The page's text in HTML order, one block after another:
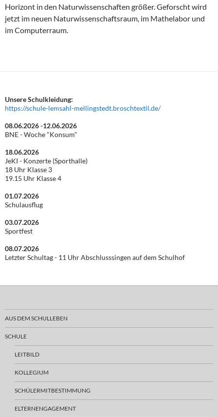
Horizont in den Naturwissenschaften größer. Geforscht wird
jetzt im neuen Naturwissenschaftsraum, im Mathelabor und
im Computerraum.
Unsere Schulkleidung:
https://schule-lemsahl-mellingstedt.broschtextil.de/
08.06.2026 -12.06.2026
BNE - Woche "Konsum"
18.06.2026
JeKI - Konzerte (Sporthalle)
18 Uhr Klasse 3
19.15 Uhr Klasse 4
01.07.2026
Schulausflug
03.07.2026
Sportfest
08.07.2026
Letzter Schultag - 11 Uhr Abschlusssingen auf dem Schulhof
AUS DEM SCHULLEBEN
SCHULE
LEITBILD
KOLLEGIUM
SCHÜLERMITBESTIMMUNG
ELTERNENGAGEMENT